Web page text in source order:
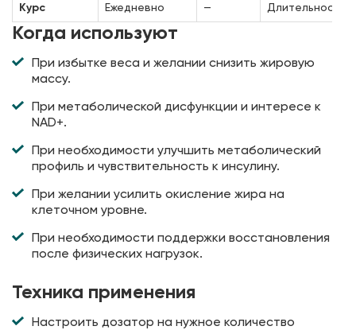
Курс Ежедневно — Длительность:
Когда используют
При избытке веса и желании снизить жировую
массу.
При метаболической дисфункции и интересе к
NAD+.
При необходимости улучшить метаболический
профиль и чувствительность к инсулину.
При желании усилить окисление жира на
клеточном уровне.
При необходимости поддержки восстановления
после физических нагрузок.
Техника применения
Настроить дозатор на нужное количество